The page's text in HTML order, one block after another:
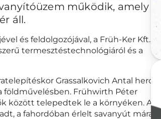
működik, amely
áll.
és feldolgozójával, a Früh-Ker Kft.
termesztéstechnológiáról és a
Grassalkovich Antal herceg
földművelésben. Frühwirth Péter
között telepedtek le a környéken. A
a fahordóban érlelt savanyút mára